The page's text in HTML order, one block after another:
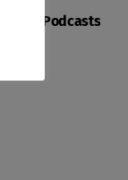
Podcasts